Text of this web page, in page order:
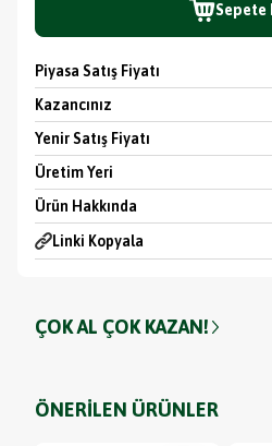
Sepete
Ürün Hakkında
Linki Kopyala
Piyasa Satış Fiyatı
Kazancınız
Yenir Satış Fiyatı
Üretim Yeri
ÇOK AL ÇOK KAZAN!
ÖNERİLEN ÜRÜNLER